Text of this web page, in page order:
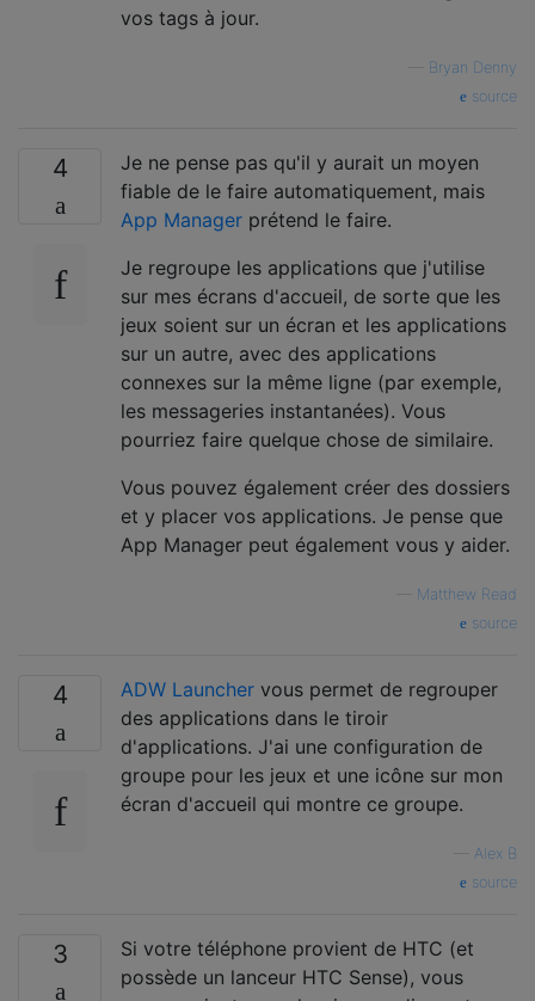
vos tags à jour.
Bryan Denny
source
4
Je ne pense pas qu'il y aurait un moyen
fiable de le faire automatiquement, mais
App Manager prétend le faire.
Je regroupe les applications que j'utilise
sur mes écrans d'accueil, de sorte que les
jeux soient sur un écran et les applications
sur un autre, avec des applications
connexes sur la même ligne (par exemple,
les messageries instantanées). Vous
pourriez faire quelque chose de similaire.
Vous pouvez également créer des dossiers
et y placer vos applications. Je pense que
App Manager peut également vous y aider.
Matthew Read
source
4 ADW Launcher vous permet de regrouper
des applications dans le tiroir
d'applications. J'ai une configuration de
groupe pour les jeux et une icône sur mon
écran d'accueil qui montre ce groupe.
Alex B
source
3
Si votre téléphone provient de HTC (et
possède un lanceur HTC Sense), vous